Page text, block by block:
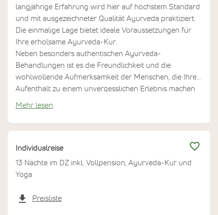
langjährige Erfahrung wird hier auf höchstem Standard
und mit ausgezeichneter Qualität Ayurveda praktiziert.
Die einmalige Lage bietet ideale Voraussetzungen für
Ihre erholsame Ayurveda-Kur.
Neben besonders authentischen Ayurveda-
Behandlungen ist es die Freundlichkeit und die
wohlwollende Aufmerksamkeit der Menschen, die Ihren
Aufenthalt zu einem unvergesslichen Erlebnis machen
Mehr lesen
Individualreise
13 Nächte im DZ inkl. Vollpension, Ayurveda-Kur und
Yoga
Preisliste